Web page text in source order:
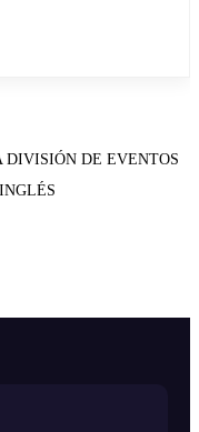
DIVISIÓN DE EVENTOS